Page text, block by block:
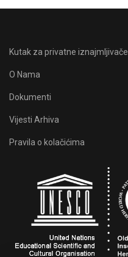
Kutak za privatne iznajmljivače
O Nama
Dokumenti
Vijesti Arhiva
Pravila o kolačićima